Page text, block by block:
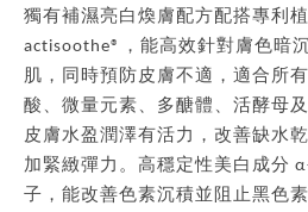
獨有補濕亮白煥膚配方配搭專利
actisoothe®，能高效針對膚色暗
肌，同時預防皮膚不適，適合所
酸、微量元素、多醣體、活酵母
皮膚水盈潤澤有活力，改善缺水
加緊緻彈力。高穩定性美白成分
子，能改善色素沉積並阻止黑色